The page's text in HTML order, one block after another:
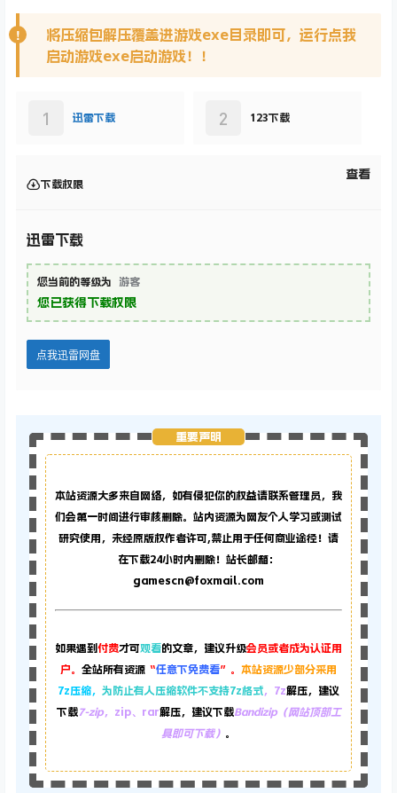
将压缩包解压覆盖进游戏exe目录即可，运行点我
启动游戏exe启动游戏！！
迅雷下载
1 123下载
2
下载权限
查看
迅雷下载
您当前的等级为 游客
您已获得下载权限
点我迅雷网盘
重要声明
本站资源大多来自网络，如有侵犯你的权益请联系管理员， 我
们会第一时间进行审核删除。站内资源为网友个人学习或测试
研究使用，未经原版权作者许可,禁止用于任何商业途径！请
在下载24小时内删除！站长邮箱：
gamescn@foxmail.com
如果遇到 付费才可观看的文章，建议升级会员或者成为认证用
户。 全站所有资源 “任意下免费看”。 本站资源少部分采用
7z压缩， 为防止有人压缩软件不支持7z格式，7z解压，建议
下载7-zip，zip、rar解压，建议下载Bandizip（网站顶部工
具即可下载） 。